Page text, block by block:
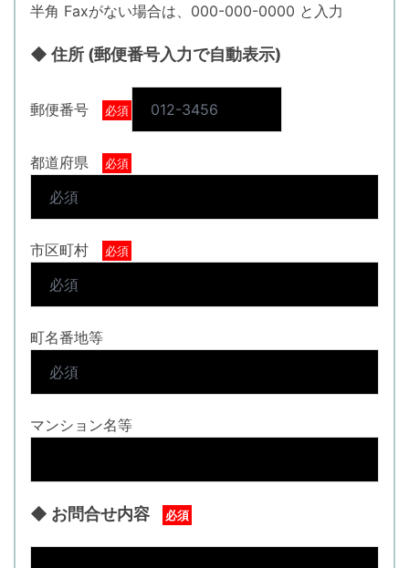
半角 Faxがない場合は、000-000-0000 と入力
◆ 住所 (郵便番号入力で自動表示)
郵便番号 必須
都道府県 必須
市区町村 必須
町名番地等
マンション名等
◆ お問合せ内容 必須